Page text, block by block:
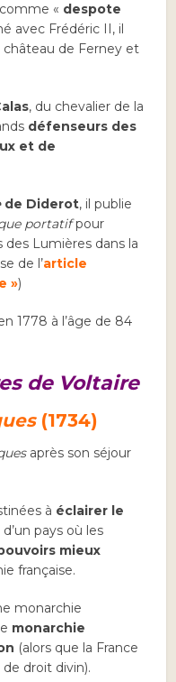
« despote
avec Frédéric II, il
château de Ferney et
, du chevalier de la
défenseurs des
et de
de Diderot, il publie
portatifpour
des Lumières dans la
de l’article
»)
1778 à l’âge de 84
de Voltaire
(1734)
après son séjour
à éclairer le
pays où les
mieux
française.
monarchie
monarchie
(alors que la France
droit divin).